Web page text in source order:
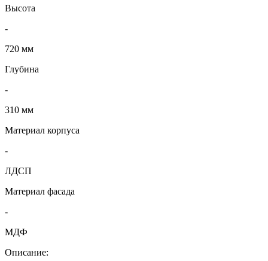
Высота
-
720 мм
Глубина
-
310 мм
Материал корпуса
-
ЛДСП
Материал фасада
-
МДФ
Описание: